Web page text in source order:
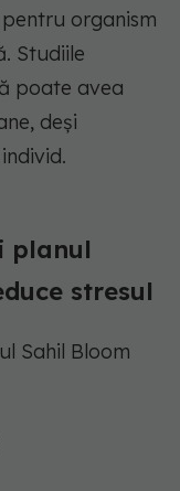
organism
Studiile
poate avea
deși
planul
stresul
Sahil Bloom